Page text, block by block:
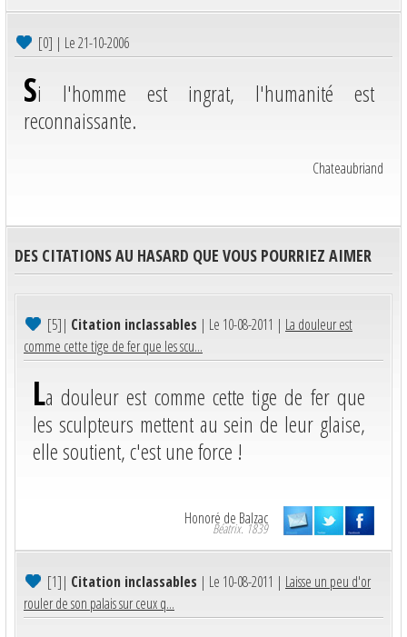
[0] | Le 21-10-2006
Si l'homme est ingrat, l'humanité est
reconnaissante.
Chateaubriand
DES CITATIONS AU HASARD QUE VOUS POURRIEZ AIMER
[5]| Citation inclassables | Le 10-08-2011 | La douleur est
comme cette tige de fer que les scu...
La douleur est comme cette tige de fer que
les sculpteurs mettent au sein de leur glaise,
elle soutient, c'est une force !
Honoré de Balzac
Béatrix. 1839
[1]| Citation inclassables | Le 10-08-2011 | Laisse un peu d'or
rouler de son palais sur ceux q...